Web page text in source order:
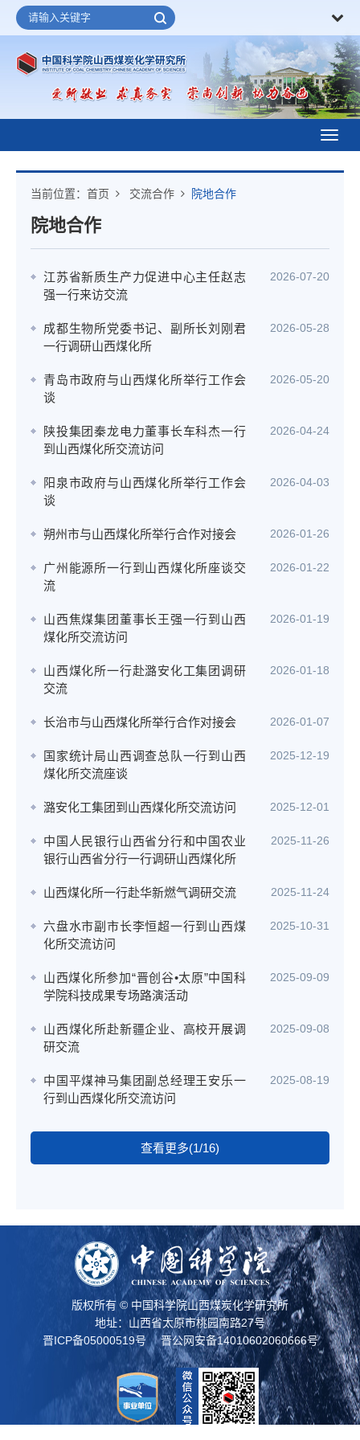
当前位置： 首页 交流合作 院地合作
院地合作
江苏省新质生产力促进中心主任赵志
强一行来访交流
2026-07-20
成都生物所党委书记、副所长刘刚君
一行调研山西煤化所
2026-05-28
青岛市政府与山西煤化所举行工作会
谈
2026-05-20
陕投集团秦龙电力董事长车科杰一行
到山西煤化所交流访问
2026-04-24
阳泉市政府与山西煤化所举行工作会
谈
2026-04-03
朔州市与山西煤化所举行合作对接会 2026-01-26
广州能源所一行到山西煤化所座谈交
流
2026-01-22
山西焦煤集团董事长王强一行到山西
煤化所交流访问
2026-01-19
山西煤化所一行赴潞安化工集团调研
交流
2026-01-18
长治市与山西煤化所举行合作对接会 2026-01-07
国家统计局山西调查总队一行到山西
煤化所交流座谈
2025-12-19
潞安化工集团到山西煤化所交流访问 2025-12-01
中国人民银行山西省分行和中国农业
银行山西省分行一行调研山西煤化所
2025-11-26
山西煤化所一行赴华新燃气调研交流 2025-11-24
六盘水市副市长李恒超一行到山西煤
化所交流访问
2025-10-31
山西煤化所参加“晋创谷•太原”中国科
学院科技成果专场路演活动
2025-09-09
山西煤化所赴新疆企业、高校开展调
研交流
2025-09-08
中国平煤神马集团副总经理王安乐一
行到山西煤化所交流访问
2025-08-19
查看更多(1/16)
版权所有 © 中国科学院山西煤炭化学研究所
地址：山西省太原市桃园南路27号
晋ICP备05000519号
晋公网安备14010602060666号